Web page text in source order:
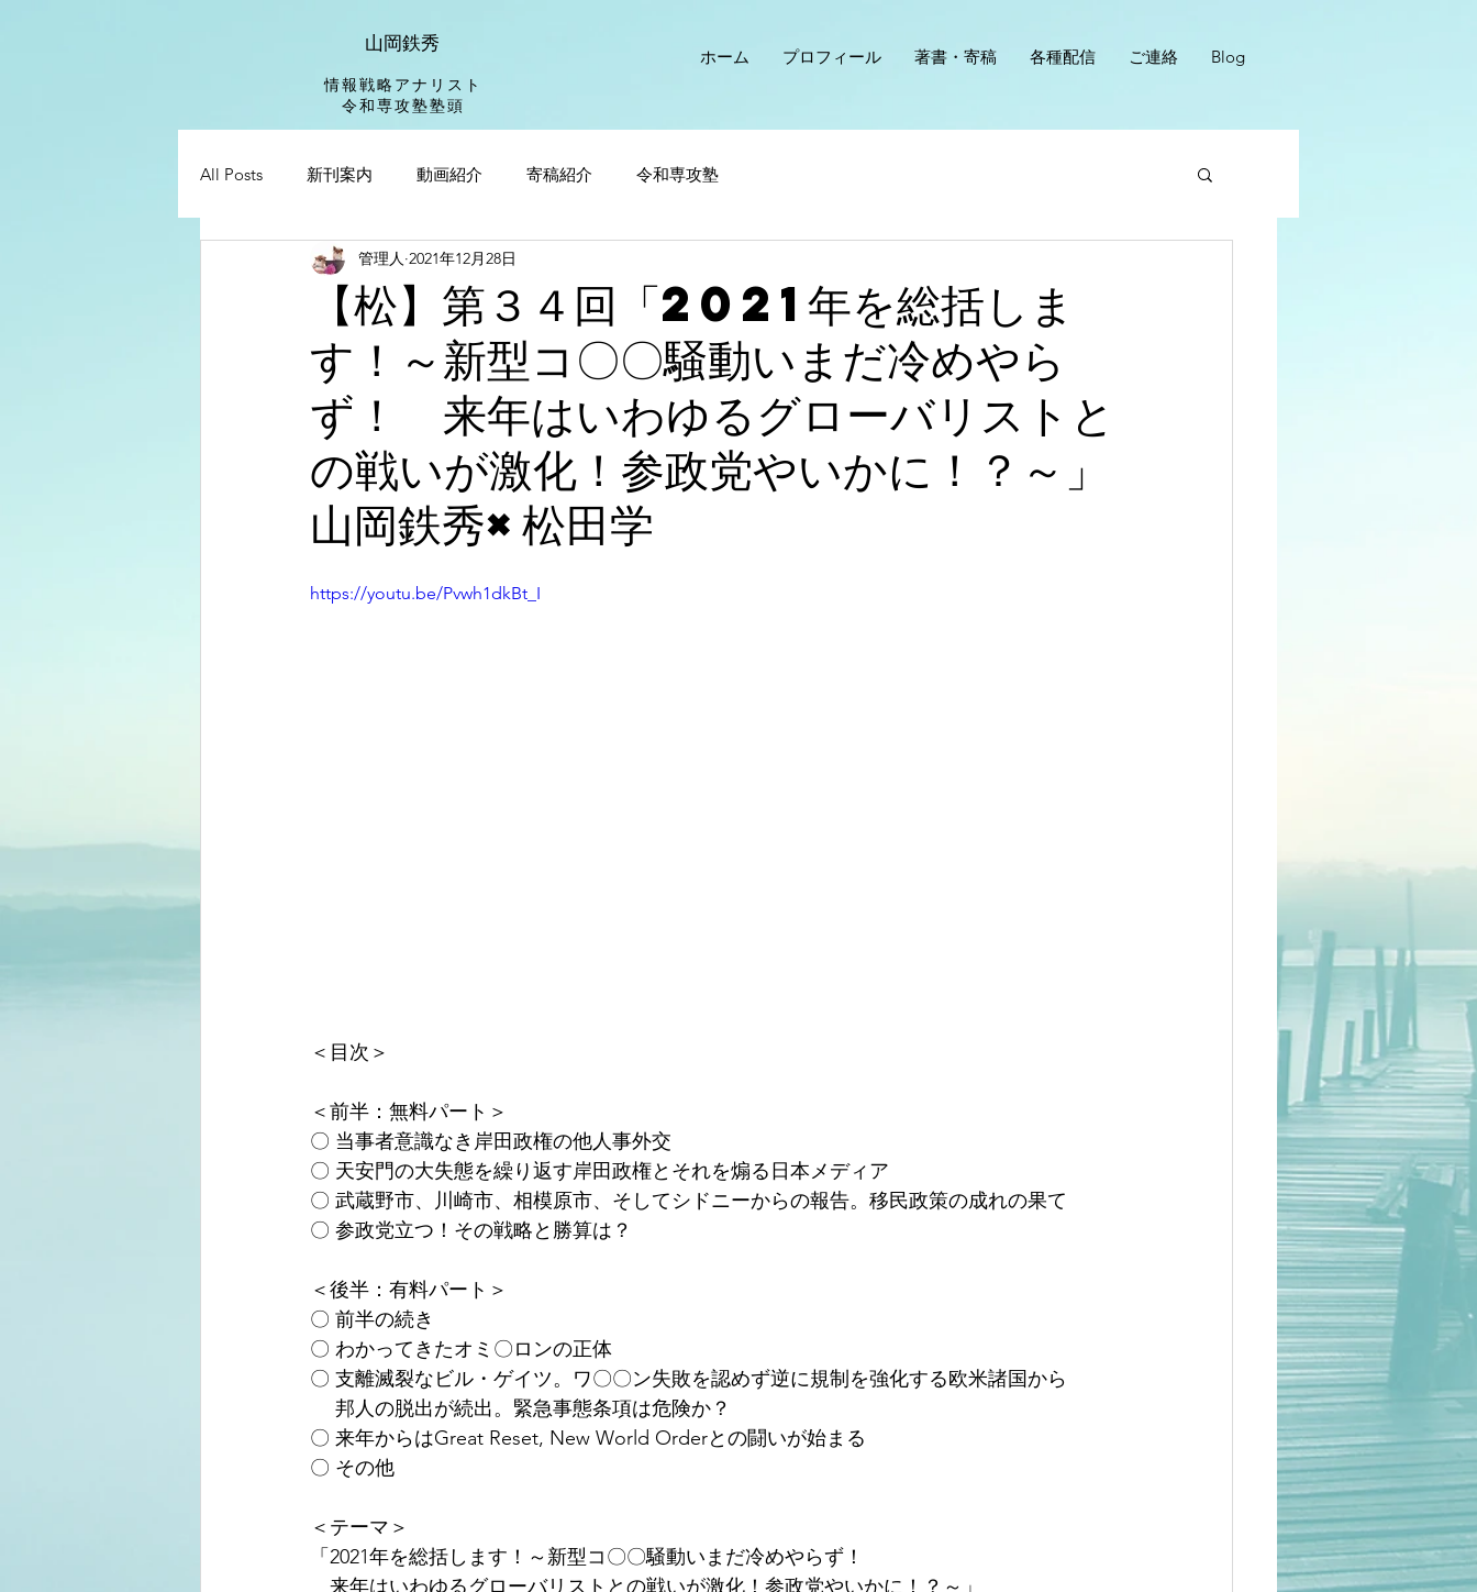
山岡鉄秀
情報戦略アナリスト
​令和専攻塾塾頭
ホーム プロフィール 著書・寄稿 各種配信 ご連絡 Blog
All Posts 新刊案内 動画紹介 寄稿紹介 令和専攻塾
【松】第３４回「2021年を総括しま
す！～新型コ〇〇騒動いまだ冷めやら
ず！ 来年はいわゆるグローバリストと
の戦いが激化！参政党やいかに！？～」
山岡鉄秀×松田学
管理人 2021年12月28日
https://youtu.be/Pvwh1dkBt_I
＜目次＞
＜前半：無料パート＞
〇 当事者意識なき岸田政権の他人事外交
〇 天安門の大失態を繰り返す岸田政権とそれを煽る日本メディア
〇 武蔵野市、川崎市、相模原市、そしてシドニーからの報告。移民政策の成れの果て
〇 参政党立つ！その戦略と勝算は？
＜後半：有料パート＞
〇 前半の続き
〇 わかってきたオミ〇ロンの正体
〇 支離滅裂なビル・ゲイツ。ワ〇〇ン失敗を認めず逆に規制を強化する欧米諸国から
邦人の脱出が続出。緊急事態条項は危険か？
〇 来年からはGreat Reset, New World Orderとの闘いが始まる
〇 その他
＜テーマ＞
「2021年を総括します！～新型コ〇〇騒動いまだ冷めやらず！
来年はいわゆるグローバリストとの戦いが激化！参政党やいかに！？～」